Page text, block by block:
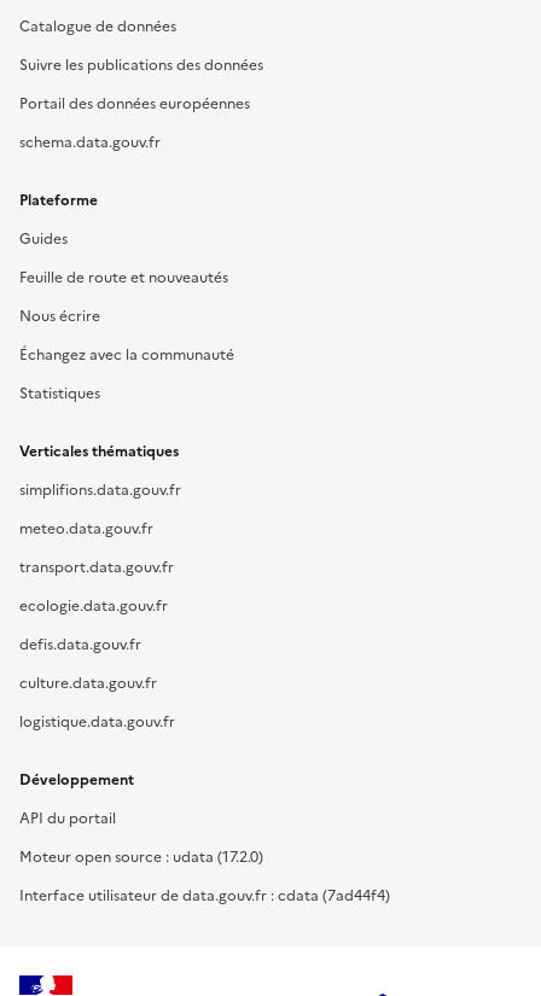
Catalogue de données
Suivre les publications des données
Portail des données européennes
schema.data.gouv.fr
Plateforme
Guides
Feuille de route et nouveautés
Nous écrire
Échangez avec la communauté
Statistiques
Verticales thématiques
simplifions.data.gouv.fr
meteo.data.gouv.fr
transport.data.gouv.fr
ecologie.data.gouv.fr
defis.data.gouv.fr
culture.data.gouv.fr
logistique.data.gouv.fr
Développement
API du portail
Moteur open source : udata (17.2.0)
Interface utilisateur de data.gouv.fr : cdata (7ad44f4)